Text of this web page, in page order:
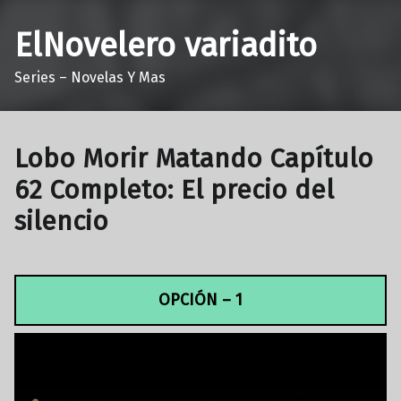
ElNovelero variadito
Series – Novelas Y Mas
Lobo Morir Matando Capítulo
62 Completo: El precio del
silencio
OPCIÓN – 1